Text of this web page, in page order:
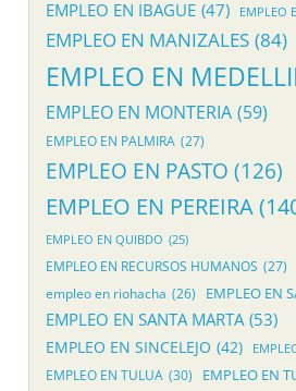
EMPLEO EN IBAGUE (47) EMPLEO
EMPLEO EN MANIZALES (84)
EMPLEO EN
EMPLEO EN MONTERIA (59)
EMPLEO EN PALMIRA (27)
EMPLEO EN PASTO (126)
EMPLEO EN PEREIRA
EMPLEO EN QUIBDO (25)
EMPLEO EN RECURSOS HUMANOS (27)
empleo en riohacha (26) EMPLEO EN
EMPLEO EN SANTA MARTA (53)
EMPLEO EN SINCELEJO (42)
EMPLEO EN TULUA (30) EMPLEO EN